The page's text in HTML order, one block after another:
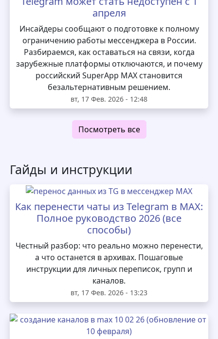
апреля
Инсайдеры сообщают о подготовке к полному
ограничению работы мессенджера в России.
Разбираемся, как оставаться на связи, когда
зарубежные платформы отключаются, и почему
российский SuperApp MAX становится
безальтернативным решением.
вт, 17 Фев. 2026 - 12:48
Посмотреть все
Гайды и инструкции
Как перенести чаты из Telegram в MAX:
Полное руководство 2026 (все
способы)
Честный разбор: что реально можно перенести,
а что останется в архивах. Пошаговые
инструкции для личных переписок, групп и
каналов.
вт, 17 Фев. 2026 - 13:23